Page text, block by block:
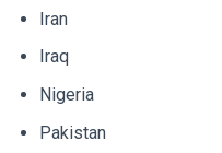
Iran
Iraq
Nigeria
Pakistan